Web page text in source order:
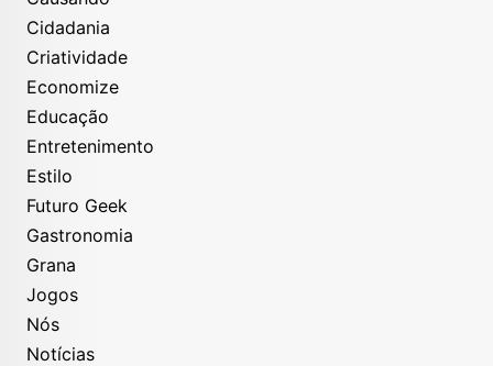
Cidadania
Criatividade
Economize
Educação
Entretenimento
Estilo
Futuro Geek
Gastronomia
Grana
Jogos
Nós
Notícias